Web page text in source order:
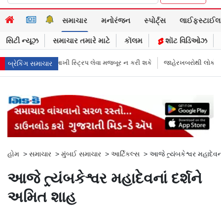
સમાચાર મનોરંજન સ્પોર્ટ્સ લાઈફસ્ટાઈલ
સિટી ન્યૂઝ સમાચાર તમારે માટે કૉલમ શૉટ વિડિઓઝ
બ્રેકિંગ સમાચાર
શકે જાહેરખબરોથી લોકોને મિસગાઇડ કરનારી સેલિબ્રિટીઝ પણ ગુનેગાર
હોમ > સમાચાર > મુંબઈ સમાચાર > આર્ટિકલ્સ > આજે ત્ર્યંબકેશ્વર
આજે ત્ર્યંબકેશ્વર મહાદેવનાં દર્શને
અમિત શાહ